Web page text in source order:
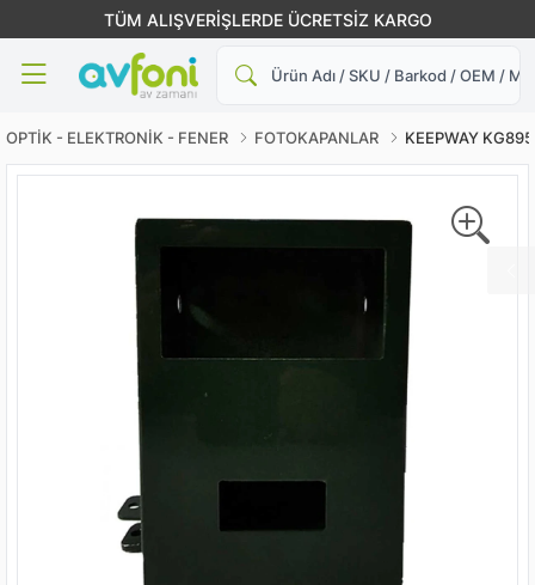
TÜM ALIŞVERİŞLERDE ÜCRETSİZ KARGO
OPTİK - ELEKTRONİK - FENER FOTOKAPANLAR KEEPWAY